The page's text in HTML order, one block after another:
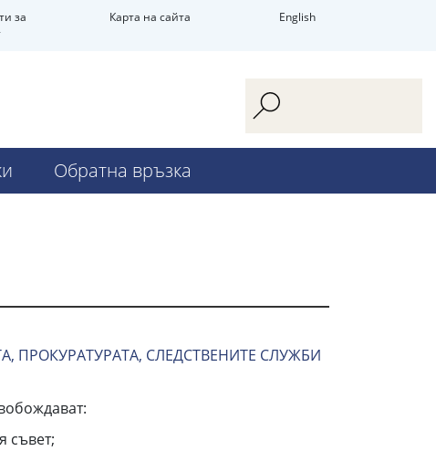
за
Карта на сайта English
Обратна връзка
ПРОКУРАТУРАТА, СЛЕДСТВЕНИТЕ СЛУЖБИ
съвет;